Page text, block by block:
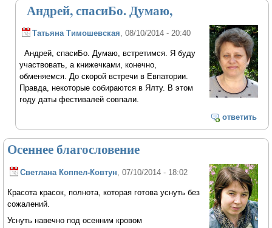
Андрей, спасиБо. Думаю,
Татьяна Тимошевская, 08/10/2014 - 20:40
Андрей, спасиБо. Думаю, встретимся. Я буду
участвовать, а книжечками, конечно,
обменяемся. До скорой встречи в Евпатории.
Правда, некоторые собираются в Ялту. В этом
году даты фестивалей совпали.
ответить
Осеннее благословение
Светлана Коппел-Ковтун, 07/10/2014 - 18:02
Красота красок, полнота, которая готова уснуть без
сожалений.
Уснуть навечно под осенним кровом